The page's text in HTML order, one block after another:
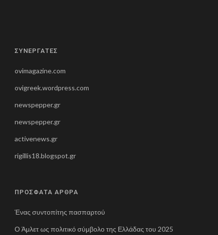
ΣΥΝΕΡΓΑΤΕΣ
ovimagazine.com
ovigreek.wordpress.com
newspepper.gr
newspepper.gr
activenews.gr
rigillis18.blogspot.gr
ΠΡΟΣΦΑΤΑ ΑΡΘΡΑ
Ένας συντοπίτης πασπαρτού
Ο Άμλετ ως πολιτικό σύμβολο της Ελλάδας του 2025